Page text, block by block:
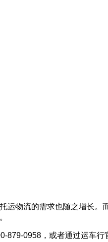
运物流的需求也随之增长
0958，或者通过运车